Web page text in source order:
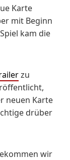
Karte
mit Beginn
kam die
zu
neuen Karte
drüber
wir